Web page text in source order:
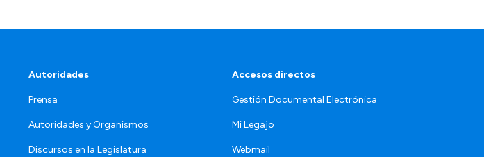
Autoridades
Prensa
Autoridades y Organismos
Discursos en la Legislatura
Accesos directos
Gestión Documental Electrónica
Mi Legajo
Webmail